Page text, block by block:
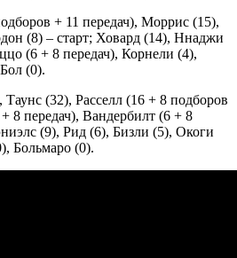
+ 11 передач), Моррис (15),
(8) – старт; Ховард (14), Ннаджи
(6 + 8 передач), Корнели (4),
(0).
(32), Расселл (16 + 8 подборов
8 передач), Вандербилт (6 + 8
(9), Рид (6), Бизли (5), Окоги
Больмаро (0).